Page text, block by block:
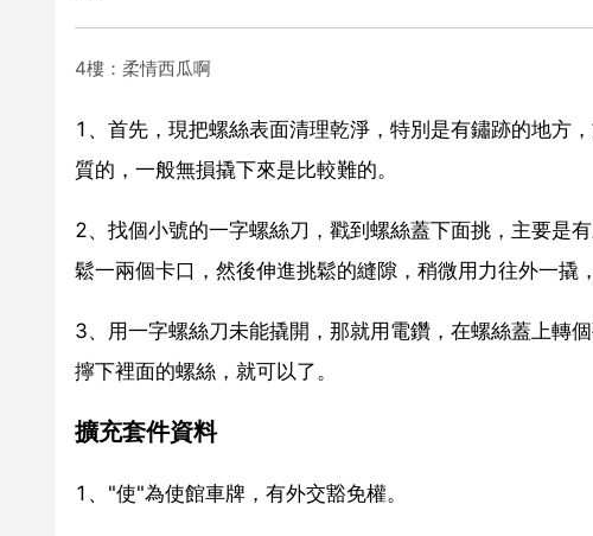
4樓：柔情西瓜啊
1、首先，現把螺絲表面清理乾淨，特別是有鏽跡的地方
質的，一般無損撬下來是比較難的。
2、找個小號的一字螺絲刀，戳到螺絲蓋下面挑，主要是
鬆一兩個卡口，然後伸進挑鬆的縫隙，稍微用力往外一撬
3、用一字螺絲刀未能撬開，那就用電鑽，在螺絲蓋上轉
擰下裡面的螺絲，就可以了。
擴充套件資料
1、"使"為使館車牌，有外交豁免權。